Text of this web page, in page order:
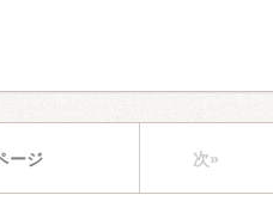
ージ 次»